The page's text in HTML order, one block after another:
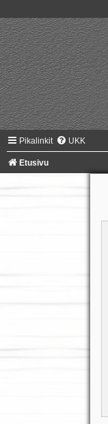
Pikalinkit UKK
Etusivu